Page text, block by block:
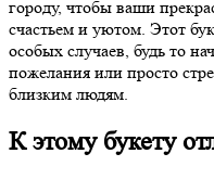
городу, чтобы ваши
счастьем и уютом. Этот
особых случаев, будь то
пожелания или просто
близким людям.
К этому букету